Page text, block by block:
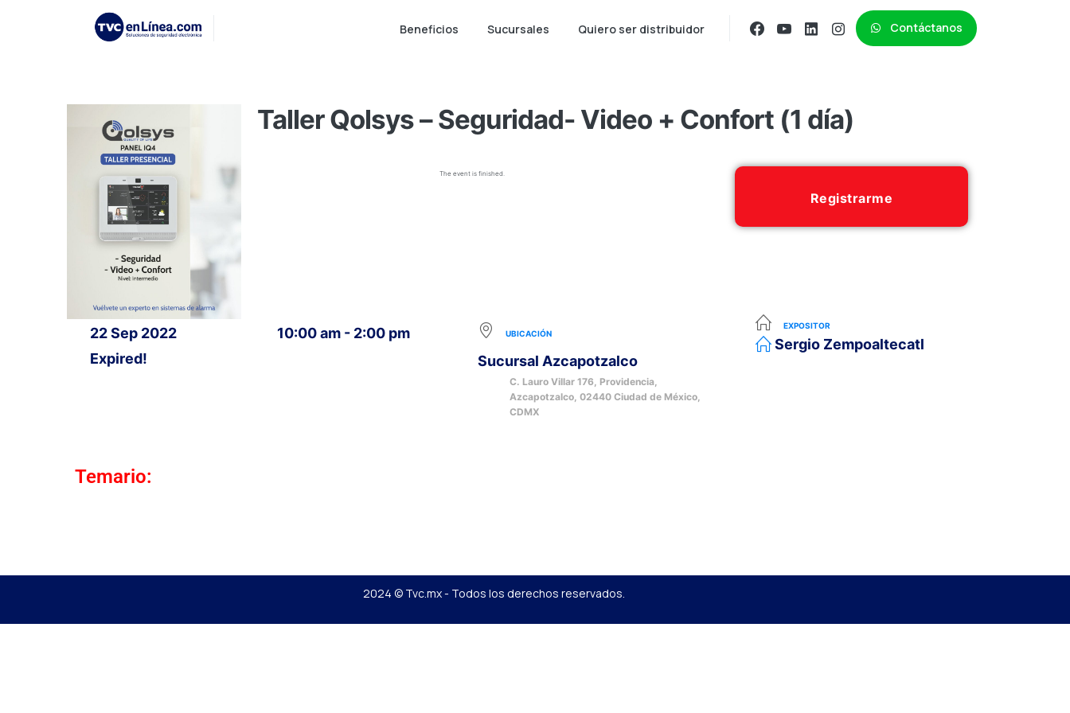
Beneficios Sucursales Quiero ser distribuidor Contáctanos
Taller Qolsys – Seguridad- Video + Confort (1 día)
The event is finished.
Registrarme
22 Sep 2022
Expired!
10:00 am - 2:00 pm UBICACIÓN
Sucursal Azcapotzalco
C. Lauro Villar 176, Providencia,
Azcapotzalco, 02440 Ciudad de México,
CDMX
EXPOSITOR
Sergio Zempoaltecatl
Temario:
2024 © Tvc.mx - Todos los derechos reservados.